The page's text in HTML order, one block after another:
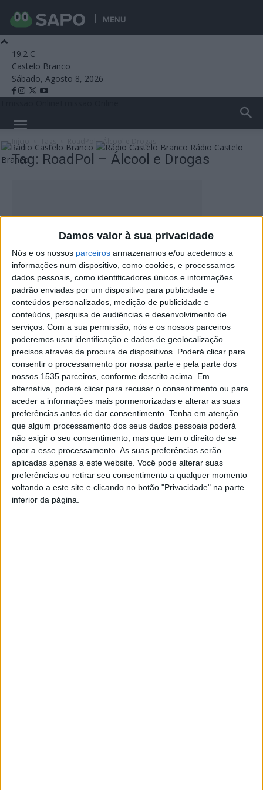
MENU
Damos valor à sua privacidade
Nós e os nossos parceiros armazenamos e/ou acedemos a
informações num dispositivo, como cookies, e processamos
dados pessoais, como identificadores únicos e informações
padrão enviadas por um dispositivo para publicidade e
conteúdos personalizados, medição de publicidade e
conteúdos, pesquisa de audiências e desenvolvimento de
serviços. Com a sua permissão, nós e os nossos parceiros
poderemos usar identificação e dados de geolocalização
precisos através da procura de dispositivos. Poderá clicar para
consentir o processamento por nossa parte e pela parte dos
nossos 1535 parceiros, conforme descrito acima. Em
alternativa, poderá clicar para recusar o consentimento ou para
aceder a informações mais pormenorizadas e alterar as suas
preferências antes de dar consentimento. Tenha em atenção
que algum processamento dos seus dados pessoais poderá
não exigir o seu consentimento, mas que tem o direito de se
opor a esse processamento. As suas preferências serão
aplicadas apenas a este website. Você pode alterar suas
preferências ou retirar seu consentimento a qualquer momento
voltando a este site e clicando no botão "Privacidade" na parte
inferior da página.
19.2 C
Castelo Branco
Sábado, Agosto 8, 2026
Rádio Castelo
Branco
RoadPol – Álcool e Drogas
Tag: RoadPol – Álcool e Drogas
GNR realiza operação “RoadPol – Álcool e
Estupefacientes ou Psicotrópicos”
Rádio Castelo Branco 16 de Dezembro, 2025
GNR na estrada com operação “RoadPol –
Álcool e Drogas”
Rádio Castelo Branco - 19 de Junho, 2024